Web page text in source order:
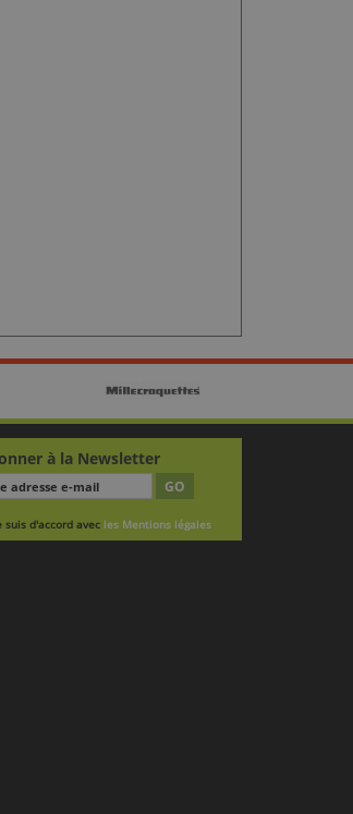
à la Newsletter
GO
suis d'accord avec les Mentions légales